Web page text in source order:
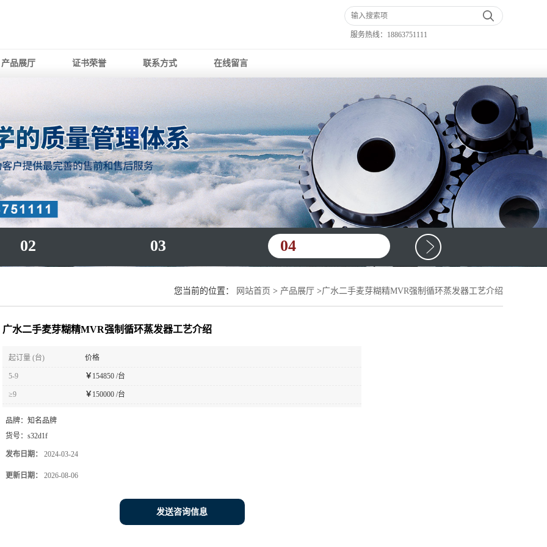
服务热线： 18863751111
产品展厅 证书荣誉 联系方式 在线留言
02 03 04
您当前的位置： 网站首页 > 产品展厅 >广水二手麦芽糊精MVR强制循环蒸发器工艺介绍
广水二手麦芽糊精MVR强制循环蒸发器工艺介绍
起订量 (台) 价格
5-9 ￥154850 /台
≥9 ￥150000 /台
品牌： 知名品牌
货号： s32d1f
发布日期： 2024-03-24
更新日期： 2026-08-06
发送咨询信息